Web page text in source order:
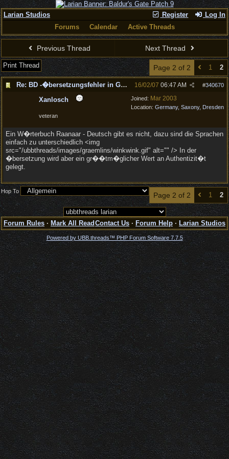
Register Log In
Larian Studios
Forums
Calendar Active Threads
Previous Thread Next Thread
Print Thread Page 2 of 2 1 2
Re: BD -�bersetzungsfehler in Gold Games 9 ?- #340670
16/02/07 06:47 AM
Joined: Mar 2003
Location: Germany, Saxony, Dresden
Xanlosch
veteran
Ein W�rterbuch Raanaar - Deutsch gibt es nicht, dazu sind die Sprachen
einfach zu unterschiedlich <img
src="/ubbthreads/images/graemlins/winkwink.gif" alt="" /> In der
�bersetzung wird aber ein gr��tm�glicher Wert an Authentizit�t
gelegt.
Page 2 of 2 1 2
Hop To
Forum Rules · Mark All Read Contact Us · Forum Help · Larian Studios
Powered by UBB.threads™ PHP Forum Software 7.7.5